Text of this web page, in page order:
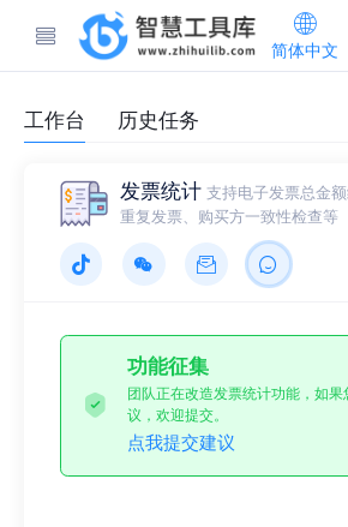
简体中文
工作台 历史任务
发票统计 支持电子发票总金
重复发票、购买方一致性检查等
功能征集
团队正在改造发票统计功能，如果
议，欢迎提交。
点我提交建议